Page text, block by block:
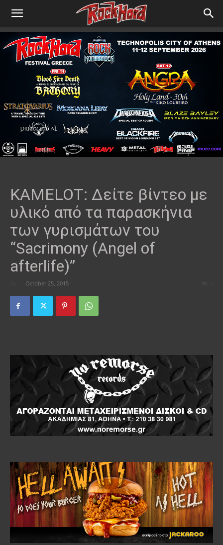
KAMELOT: Δείτε βίντεο με
υλικό από τα παρασκήνια
των γυρισμάτων του
“Sacrimony (Angel of
afterlife)”
October 25, 2015